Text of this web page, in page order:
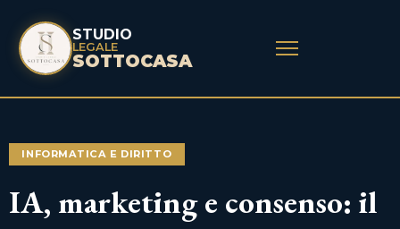
STUDIO
LEGALE
SOTTOCASA
INFORMATICA E DIRITTO
IA, marketing e consenso: il